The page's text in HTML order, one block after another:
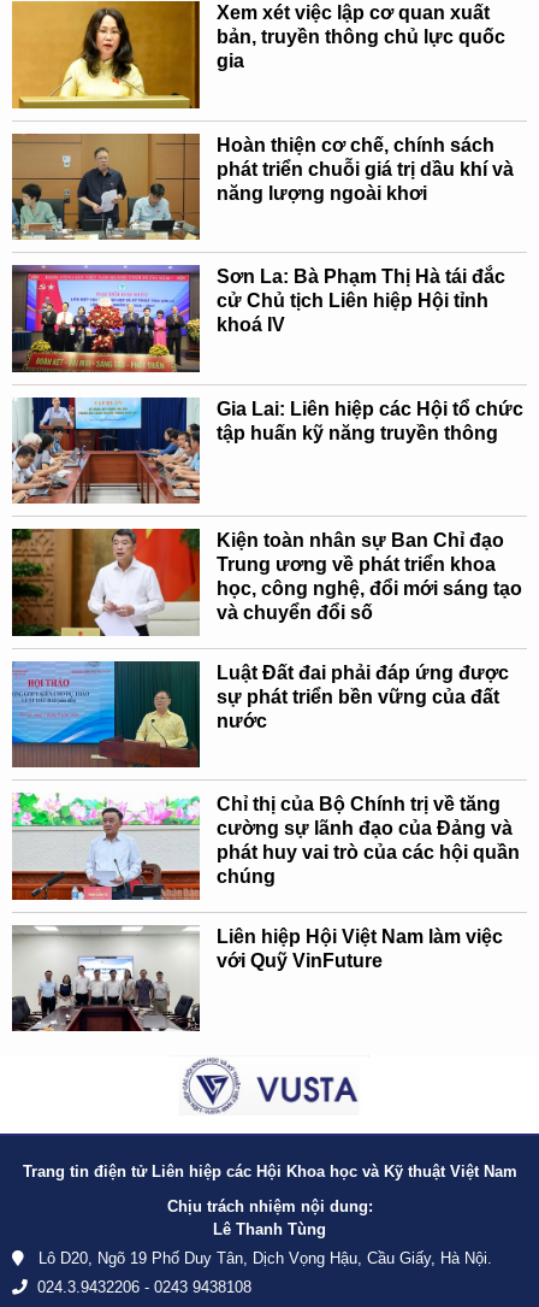
Xem xét việc lập cơ quan xuất
bản, truyền thông chủ lực quốc
gia
Hoàn thiện cơ chế, chính sách
phát triển chuỗi giá trị dầu khí và
năng lượng ngoài khơi
Sơn La: Bà Phạm Thị Hà tái đắc
cử Chủ tịch Liên hiệp Hội tỉnh
khoá IV
Gia Lai: Liên hiệp các Hội tổ chức
tập huấn kỹ năng truyền thông
Kiện toàn nhân sự Ban Chỉ đạo
Trung ương về phát triển khoa
học, công nghệ, đổi mới sáng tạo
và chuyển đổi số
Luật Đất đai phải đáp ứng được
sự phát triển bền vững của đất
nước
Chỉ thị của Bộ Chính trị về tăng
cường sự lãnh đạo của Đảng và
phát huy vai trò của các hội quần
chúng
Liên hiệp Hội Việt Nam làm việc
với Quỹ VinFuture
Trang tin điện tử Liên hiệp các Hội Khoa học và Kỹ thuật Việt Nam
Chịu trách nhiệm nội dung:
Lê Thanh Tùng
Lô D20, Ngõ 19 Phố Duy Tân, Dịch Vọng Hậu, Cầu Giấy, Hà Nội.
024.3.9432206 - 0243 9438108